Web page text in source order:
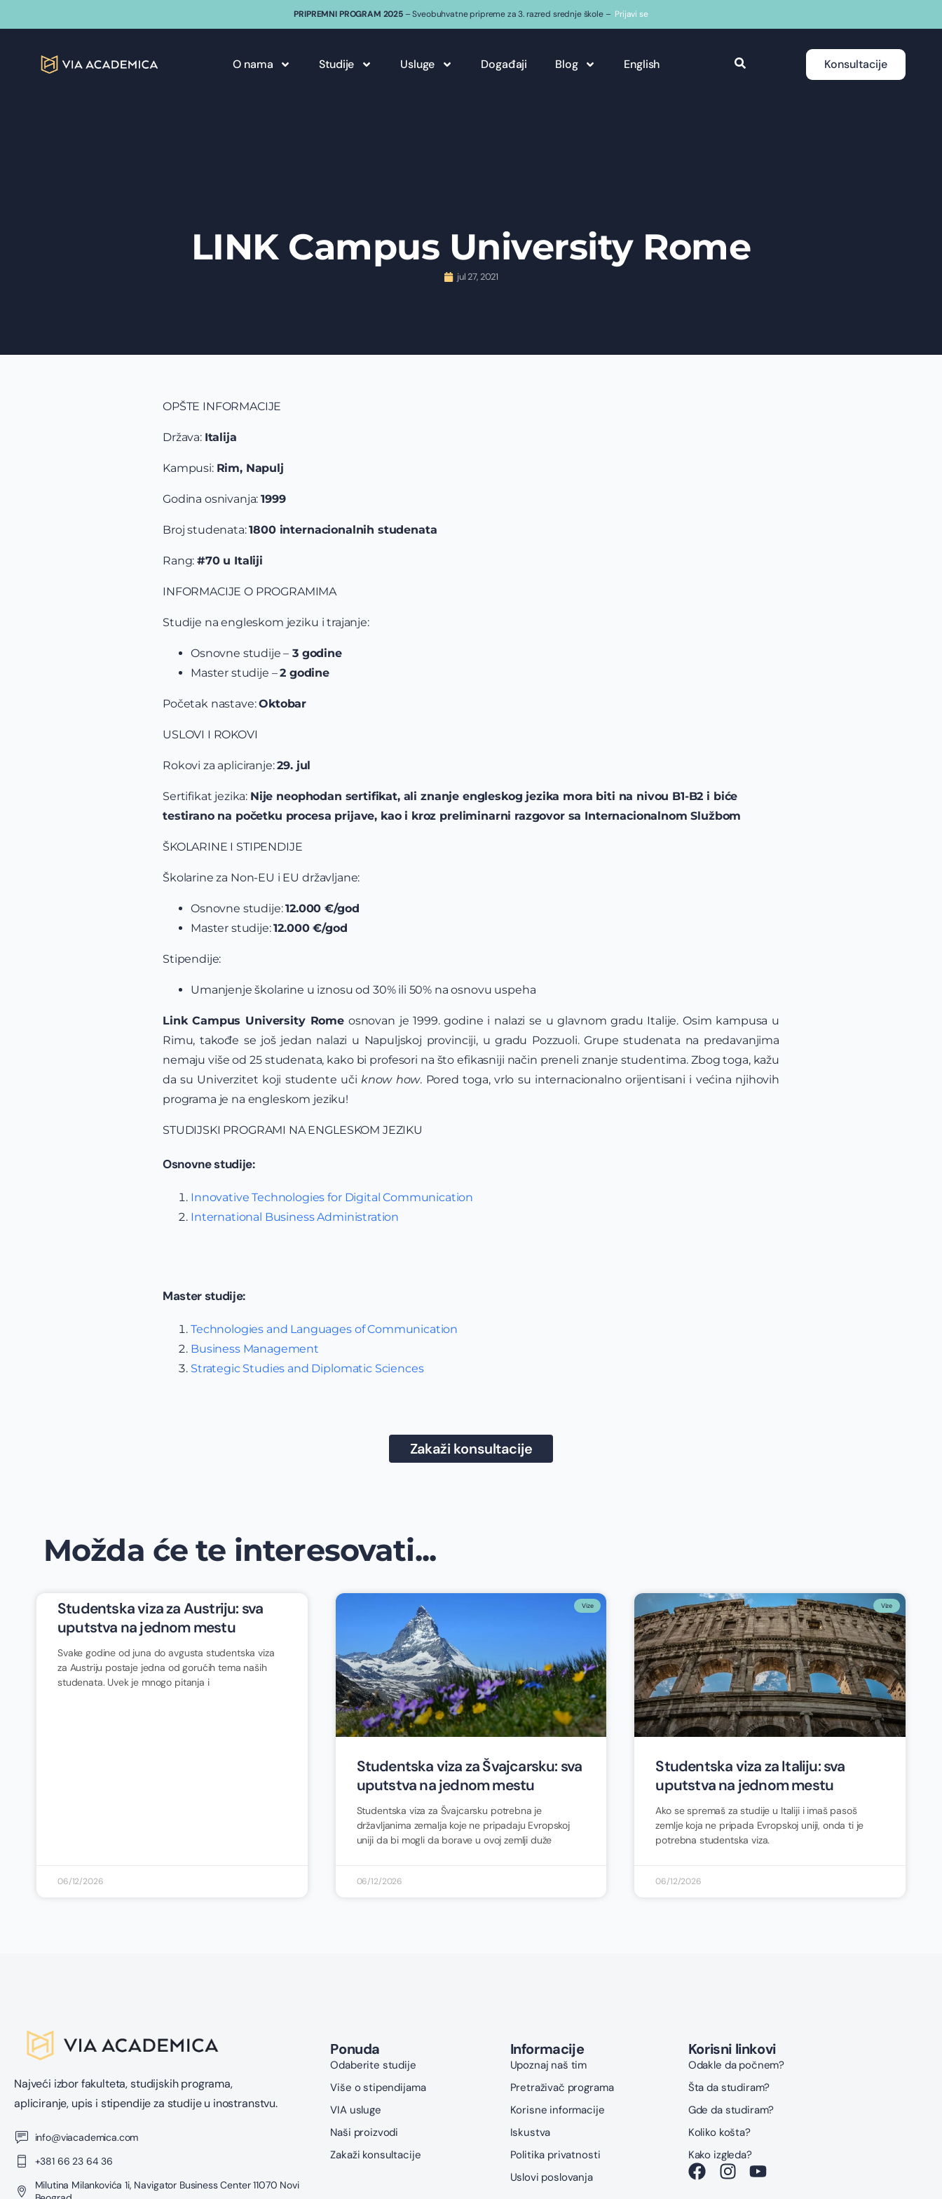
PRIPREMNI PROGRAM 2025– Sveobuhvatne pripreme za 3. razred srednje škole – Prijavi se
O nama Studije Usluge Događaji Blog English Konsultacije
LINK Campus University Rome
jul 27, 2021
OPŠTE INFORMACIJE
Država: Italija
Kampusi: Rim, Napulj
Godina osnivanja:1999
Broj studenata:1800 internacionalnih studenata
Rang:#70 u Italiji
INFORMACIJE O PROGRAMIMA
Studije na engleskom jeziku i trajanje:
Osnovne studije – 3 godine
Master studije –2 godine
Početak nastave:Oktobar
USLOVI I ROKOVI
Rokovi za apliciranje:29. jul
Sertifikat jezika: Nije neophodan sertifikat, ali znanje engleskog jezika mora biti na nivou B1-B2 i biće
testirano na početku procesa prijave, kao i kroz preliminarni razgovor sa Internacionalnom Službom
ŠKOLARINE I STIPENDIJE
Školarine za Non-EU i EU državljane:
Osnovne studije:12.000 €/god
Master studije:12.000 €/god
Stipendije:
Umanjenje školarine u iznosu od 30% ili 50% na osnovu uspeha
Link Campus University Romeosnovan je 1999. godine i nalazi se u glavnom gradu Italije. Osim kampusa u
Rimu, takođe se još jedan nalazi u Napuljskoj provinciji, u gradu Pozzuoli. Grupe studenata na predavanjima
nemaju više od 25 studenata, kako bi profesori na što efikasniji način preneli znanje studentima. Zbog toga, kažu
da su Univerzitet koji studente uči know how. Pored toga, vrlo su internacionalno orijentisani i većina njihovih
programa je na engleskom jeziku!
STUDIJSKI PROGRAMI NA ENGLESKOM JEZIKU
Osnovne studije:
Innovative Technologies for Digital Communication
International Business Administration
Master studije:
Technologies and Languages of Communication
Business Management
Strategic Studies and Diplomatic Sciences
Zakaži konsultacije
Možda će te interesovati...
Studentska viza za Austriju: sva
uputstva na jednom mestu
Svake godine od juna do avgusta studentska viza
za Austriju postaje jedna od gorućih tema naših
studenata. Uvek je mnogo pitanja i
06/12/2026
Vize
Studentska viza za Švajcarsku: sva
uputstva na jednom mestu
Studentska viza za Švajcarsku potrebna je
državljanima zemalja koje ne pripadaju Evropskoj
uniji da bi mogli da borave u ovoj zemlji duže
06/12/2026
Vize
Studentska viza za Italiju: sva
uputstva na jednom mestu
Ako se spremaš za studije u Italiji i imaš pasoš
zemlje koja ne pripada Evropskoj uniji, onda ti je
potrebna studentska viza.
06/12/2026
Najveći izbor fakulteta, studijskih programa,
apliciranje, upis i stipendije za studije u inostranstvu.
info@viacademica.com
+381 66 23 64 36
Milutina Milankovića 1i, Navigator Business Center 11070 Novi
Ponuda
Odaberite studije
Više o stipendijama
VIA usluge
Naši proizvodi
Zakaži konsultacije
Informacije
Upoznaj naš tim
Pretraživač programa
Korisne informacije
Iskustva
Politika privatnosti
Uslovi poslovanja
Korisni linkovi
Odakle da počnem?
Šta da studiram?
Gde da studiram?
Koliko košta?
Kako izgleda?